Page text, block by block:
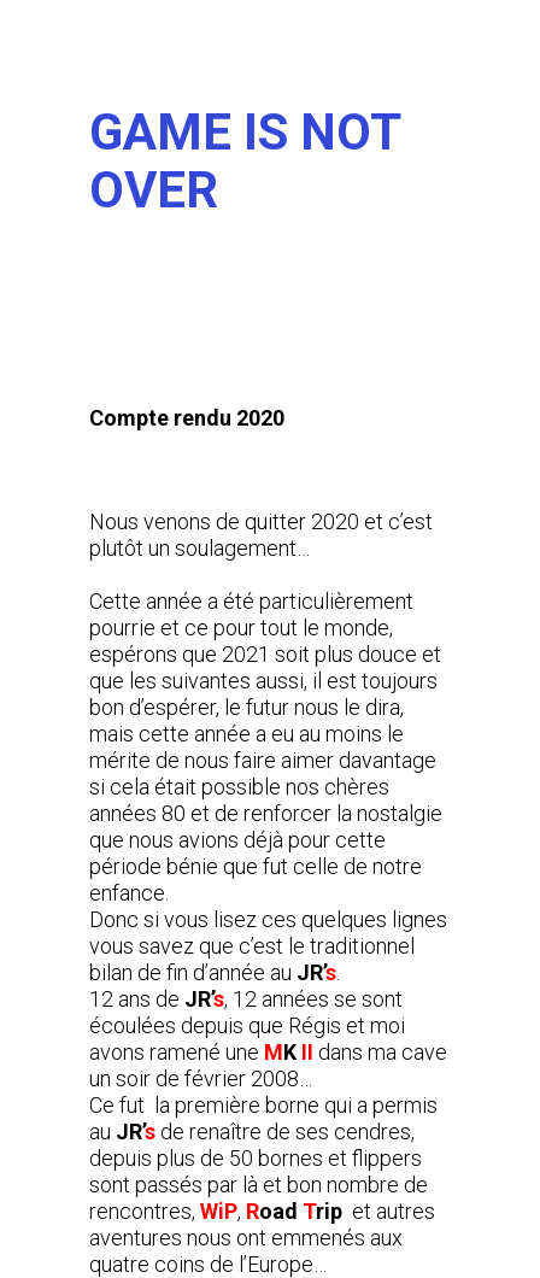
GAME IS NOT
OVER
Compte rendu 2020
Nous venons de quitter 2020 et c’est
plutôt un soulagement…
Cette année a été particulièrement
pourrie et ce pour tout le monde,
espérons que 2021 soit plus douce et
que les suivantes aussi, il est toujours
bon d’espérer, le futur nous le dira,
mais cette année a eu au moins le
mérite de nous faire aimer davantage
si cela était possible nos chères
années 80 et de renforcer la nostalgie
que nous avions déjà pour cette
période bénie que fut celle de notre
enfance.
Donc si vous lisez ces quelques lignes
vous savez que c’est le traditionnel
bilan de fin d’année au JR’s
12 ans de JR’s, 12 années se sont
écoulées depuis que Régis et moi
avons ramené une MK II dans ma cave
un soir de février 2008…
Ce fut la première borne qui a permis
au JR’s de renaître de ses cendres,
depuis plus de 50 bornes et flippers
sont passés par là et bon nombre de
rencontres, WiP, Road Trip et autres
aventures nous ont emmenés aux
quatre coins de l’Europe…